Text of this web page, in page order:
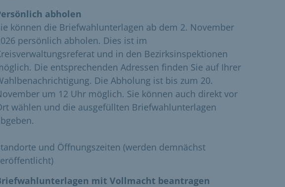
abholen
können die Briefwahlunterlagen ab dem 2. November
persönlich abholen. Dies ist im
und in den Bezirksinspektionen
Die entsprechenden Adressen finden Sie auf Ihrer
Die Abholung ist bis zum 20.
um 12 Uhr möglich. Sie können auch direkt vor
wählen und die ausgefüllten Briefwahlunterlagen
und Öffnungszeiten (werden demnächst
mit Vollmacht beantragen